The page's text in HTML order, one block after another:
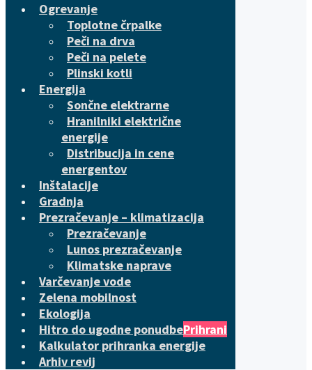
Ogrevanje
Toplotne črpalke
Peči na drva
Peči na pelete
Plinski kotli
Energija
Sončne elektrarne
Hranilniki električne
energije
Distribucija in cene
energentov
Inštalacije
Gradnja
Prezračevanje – klimatizacija
Prezračevanje
Lunos prezračevanje
Klimatske naprave
Varčevanje vode
Zelena mobilnost
Ekologija
Hitro do ugodne ponudbePrihrani
Kalkulator prihranka energije
Arhiv revij